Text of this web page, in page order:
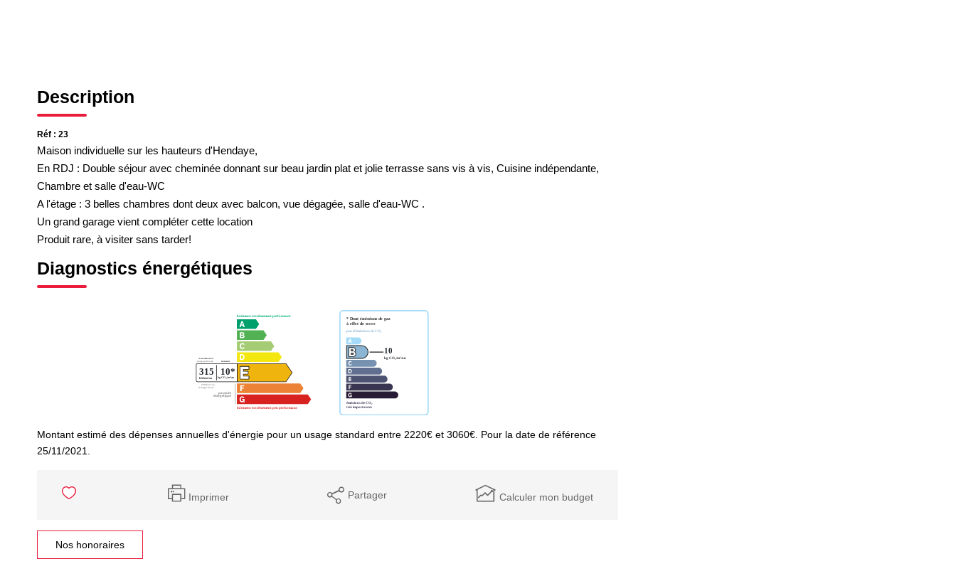
Description
Réf : 23
Maison individuelle sur les hauteurs d'Hendaye,
En RDJ : Double séjour avec cheminée donnant sur beau jardin plat et jolie terrasse sans vis à vis, Cuisine indépendante,
Chambre et salle d'eau-WC
A l'étage : 3 belles chambres dont deux avec balcon, vue dégagée, salle d'eau-WC .
Un grand garage vient compléter cette location
Produit rare, à visiter sans tarder!
Diagnostics énergétiques
Montant estimé des dépenses annuelles d'énergie pour un usage standard entre 2220€ et 3060€. Pour la date de référence
25/11/2021.
Imprimer Partager Calculer mon budget
Nos honoraires